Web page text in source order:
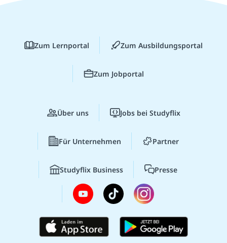
Zum Lernportal Zum Ausbildungsportal
Zum Jobportal
Über uns Jobs bei Studyflix
Für Unternehmen Partner
Studyflix Business Presse